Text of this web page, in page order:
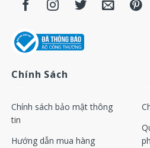
Máy nén khí Atlas Copco
Lọc gió, lọc khí / Air filter Atlas
Lọc nhớt, lọc dầu / Oil filter
Chính Sách
Chính sách bảo mật thông
tin
Hướng dẫn mua hàng